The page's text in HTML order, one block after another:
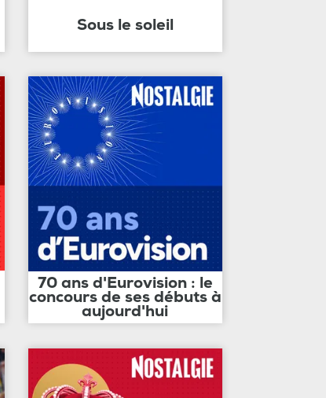
Sous le soleil
70 ans d'Eurovision : le
concours de ses débuts à
aujourd'hui